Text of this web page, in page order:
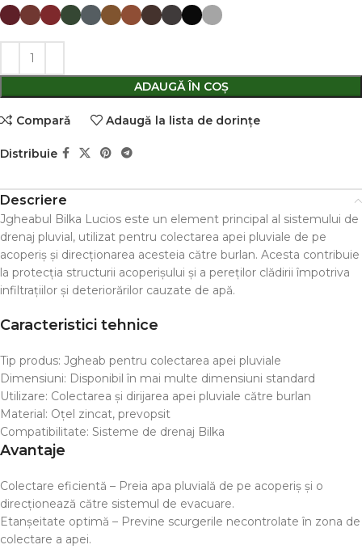
ADAUGĂ ÎN COȘ
Comparǎ Adaugă la lista de dorințe
Distribuie
Descriere
Jgheabul Bilka Lucios este un element principal al sistemului de
drenaj pluvial, utilizat pentru colectarea apei pluviale de pe
acoperiș și direcționarea acesteia către burlan. Acesta contribuie
la protecția structurii acoperișului și a pereților clădirii împotriva
infiltrațiilor și deteriorărilor cauzate de apă.
Caracteristici tehnice
Tip produs: Jgheab pentru colectarea apei pluviale
Dimensiuni: Disponibil în mai multe dimensiuni standard
Utilizare: Colectarea și dirijarea apei pluviale către burlan
Material: Oțel zincat, prevopsit
Compatibilitate: Sisteme de drenaj Bilka
Avantaje
Colectare eficientă – Preia apa pluvială de pe acoperiș și o
direcționează către sistemul de evacuare.
Etanșeitate optimă – Previne scurgerile necontrolate în zona de
colectare a apei.